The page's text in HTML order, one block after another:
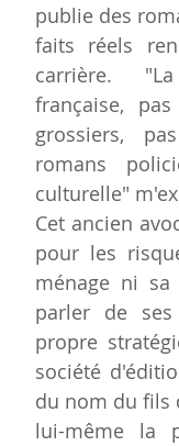
publie des
faits réels
carrière.
française,
grossiers,
romans
culturelle"
Cet ancien
pour les
ménage ni
parler de
propre
société
du nom du fils
lui-même la